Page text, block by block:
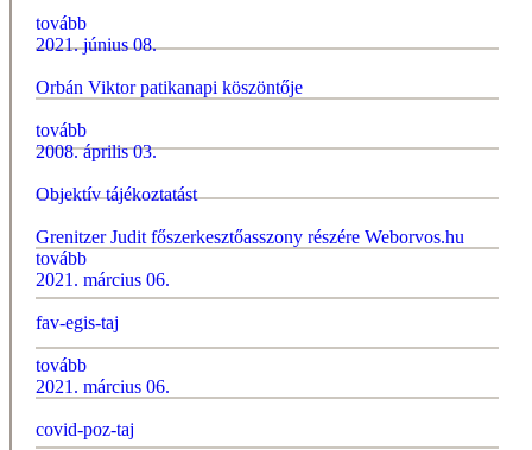
tovább
2021. június 08.
Orbán Viktor patikanapi köszöntője
tovább
2008. április 03.
Objektív tájékoztatást
Grenitzer Judit főszerkesztőasszony részére Weborvos.hu
tovább
2021. március 06.
fav-egis-taj
tovább
2021. március 06.
covid-poz-taj